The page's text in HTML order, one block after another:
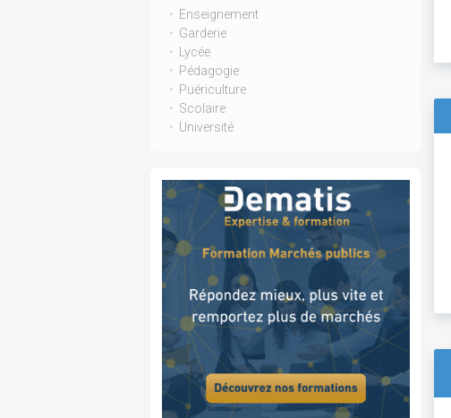
Enseignement
Garderie
Lycée
Pédagogie
Puériculture
Scolaire
Université